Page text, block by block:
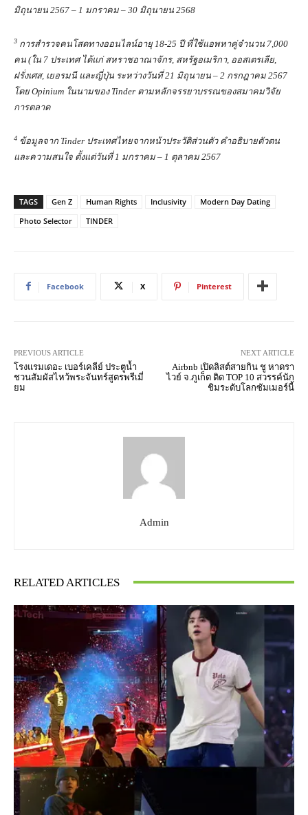
มิถุนายน 2567 – 1 มกราคม – 30 มิถุนายน 2568
3 การสำรวจคนโสดทางออนไลน์อายุ 18-25 ปี ที่ใช้แอพหาคู่จำนวน 7,000
คน (ใน 7 ประเทศ ได้แก่ สหราชอาณาจักร, สหรัฐอเมริกา, ออสเตรเลีย,
ฝรั่งเศส, เยอรมนี และญี่ปุ่น ระหว่างวันที่21 มิถุนายน – 2 กรกฎาคม 2567
โดยOpinium ในนามของ Tinder ตามหลักจรรยาบรรณของสมาคมวิจัย
การตลาด
4 ข้อมูลจาก Tinder ประเทศไทยจากหน้าประวัติส่วนตัว คำอธิบายตัวตน
และความสนใจ ตั้งแต่วันที่ 1 มกราคม – 1 ตุลาคม 2567
TAGS Gen Z Human Rights Inclusivity
Modern Day Dating
Photo Selector
TINDER
Facebook X Pinterest
PREVIOUS ARTICLE
โรงแรมเดอะ เบอร์เคลีย์ ประตูน้ำ
ชวนสัมผัสไหว้พระจันทร์สูตรพรีเมี่
ยม
NEXT ARTICLE
Airbnb เปิดลิสต์สายกิน ชู หาดรา
ไวย์ จ.ภูเก็ต ติด TOP 10 สวรรค์นัก
ชิมระดับโลกซัมเมอร์นี้
Admin
RELATED ARTICLES